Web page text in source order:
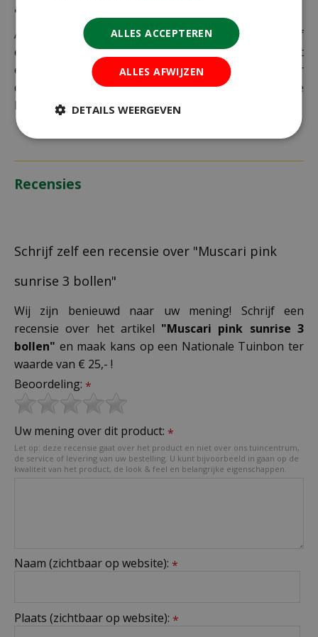
adres
Als je je pakket niet ophaalt bij een PostNL-punt of
een verkeerd afleveradres invult, zijn wij genoodzaakt
extra kosten in rekening te brengen. Controleer
daarom altijd goed je adresgegevens voordat je je
bestelling plaatst.
Recensies
Schrijf zelf een recensie over "Muscari pink
sunrise 3 bollen"
Wij zijn benieuwd naar uw mening! Schrijf een
recensie over het artikel "Muscari pink sunrise 3
bollen" en maak kans op een Nationale Tuinbon ter
waarde van € 25,- !
Beoordeling: *
Uw mening over dit product: *
Let op: deze recensie gaat over het product en niet over ons tuincentrum,
de service of levering van uw bestelling. U kunt bijvoorbeeld in gaan op de
kwaliteit van het product, de look & feel en belangrijke eigenschappen.
Naam (zichtbaar op website): *
Plaats (zichtbaar op website): *
ALLES ACCEPTEREN
ALLES AFWIJZEN
DETAILS WEERGEVEN